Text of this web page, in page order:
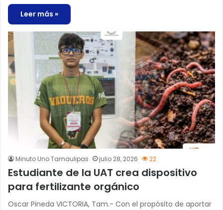
Leer más »
Minuto Uno Tamaulipas julio 28, 2026 22
Estudiante de la UAT crea dispositivo
para fertilizante orgánico
Oscar Pineda VICTORIA, Tam.- Con el propósito de aportar